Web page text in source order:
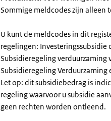
Sommige meldcodes zijn alleen
U kunt de meldcodes in dit
regelingen: Investeringssubsidie
Subsidieregeling verduurzaming
Subsidieregeling
Let op: dit subsidiebedrag is
regeling waarvoor u subsidie
geen rechten worden ontleend.